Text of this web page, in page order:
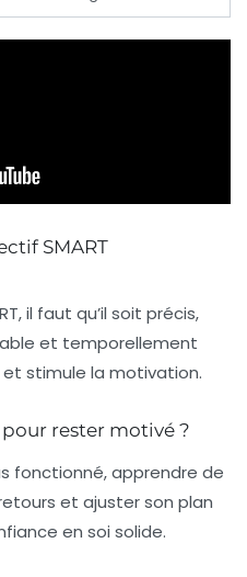
SMART
il faut qu’il soit précis,
et temporellement
et stimule la motivation.
pour rester motivé ?
fonctionné, apprendre de
et ajuster son plan
en soi solide.